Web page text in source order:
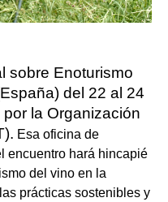
sobre Enoturismo
del 22 al 24
la Organización
Esa oficina de
encuentro hará hincapié
del vino en la
prácticas sostenibles y